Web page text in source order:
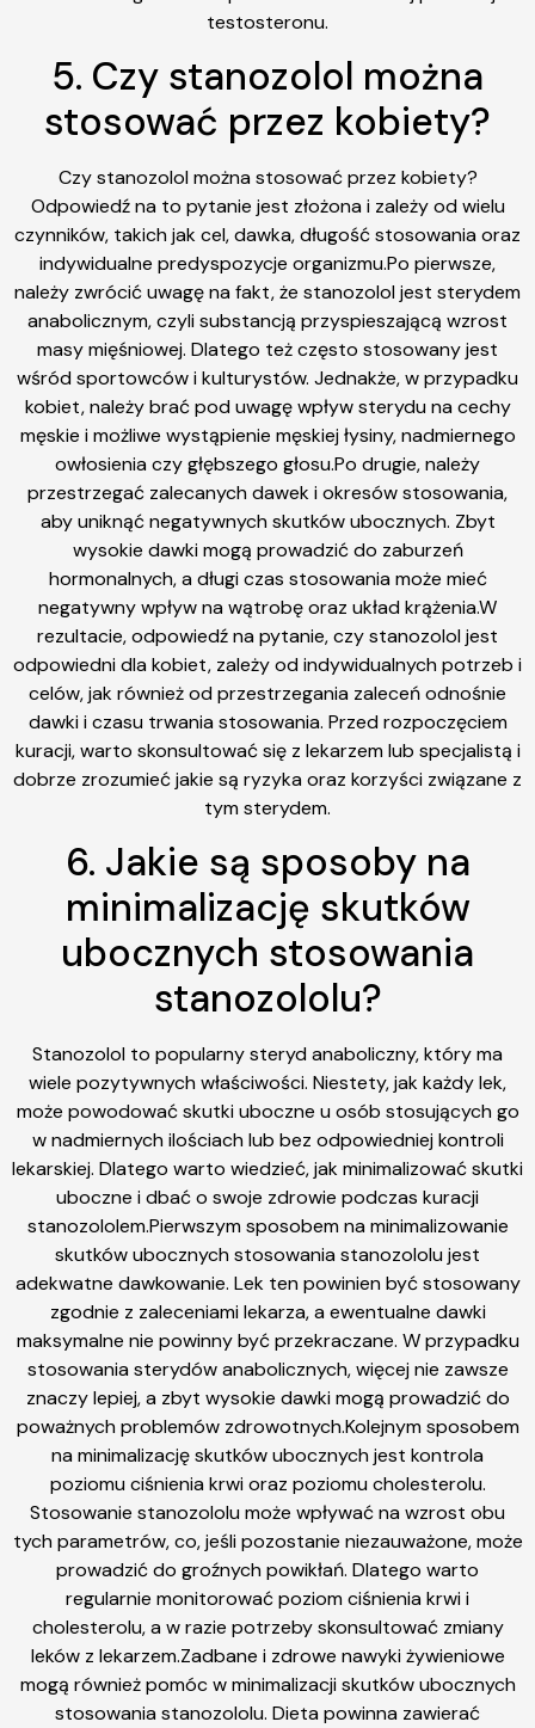
testosteronu.
5. Czy stanozolol można
stosować przez kobiety?
Czy stanozolol można stosować przez kobiety?
Odpowiedź na to pytanie jest złożona i zależy od wielu
czynników, takich jak cel, dawka, długość stosowania oraz
indywidualne predyspozycje organizmu.Po pierwsze,
należy zwrócić uwagę na fakt, że stanozolol jest sterydem
anabolicznym, czyli substancją przyspieszającą wzrost
masy mięśniowej. Dlatego też często stosowany jest
wśród sportowców i kulturystów. Jednakże, w przypadku
kobiet, należy brać pod uwagę wpływ sterydu na cechy
męskie i możliwe wystąpienie męskiej łysiny, nadmiernego
owłosienia czy głębszego głosu.Po drugie, należy
przestrzegać zalecanych dawek i okresów stosowania,
aby uniknąć negatywnych skutków ubocznych. Zbyt
wysokie dawki mogą prowadzić do zaburzeń
hormonalnych, a długi czas stosowania może mieć
negatywny wpływ na wątrobę oraz układ krążenia.W
rezultacie, odpowiedź na pytanie, czy stanozolol jest
odpowiedni dla kobiet, zależy od indywidualnych potrzeb i
celów, jak również od przestrzegania zaleceń odnośnie
dawki i czasu trwania stosowania. Przed rozpoczęciem
kuracji, warto skonsultować się z lekarzem lub specjalistą i
dobrze zrozumieć jakie są ryzyka oraz korzyści związane z
tym sterydem.
6. Jakie są sposoby na
minimalizację skutków
ubocznych stosowania
stanozololu?
Stanozolol to popularny steryd anaboliczny, który ma
wiele pozytywnych właściwości. Niestety, jak każdy lek,
może powodować skutki uboczne u osób stosujących go
w nadmiernych ilościach lub bez odpowiedniej kontroli
lekarskiej. Dlatego warto wiedzieć, jak minimalizować skutki
uboczne i dbać o swoje zdrowie podczas kuracji
stanozololem.Pierwszym sposobem na minimalizowanie
skutków ubocznych stosowania stanozololu jest
adekwatne dawkowanie. Lek ten powinien być stosowany
zgodnie z zaleceniami lekarza, a ewentualne dawki
maksymalne nie powinny być przekraczane. W przypadku
stosowania sterydów anabolicznych, więcej nie zawsze
znaczy lepiej, a zbyt wysokie dawki mogą prowadzić do
poważnych problemów zdrowotnych.Kolejnym sposobem
na minimalizację skutków ubocznych jest kontrola
poziomu ciśnienia krwi oraz poziomu cholesterolu.
Stosowanie stanozololu może wpływać na wzrost obu
tych parametrów, co, jeśli pozostanie niezauważone, może
prowadzić do groźnych powikłań. Dlatego warto
regularnie monitorować poziom ciśnienia krwi i
cholesterolu, a w razie potrzeby skonsultować zmiany
leków z lekarzem.Zadbane i zdrowe nawyki żywieniowe
mogą również pomóc w minimalizacji skutków ubocznych
stosowania stanozololu. Dieta powinna zawierać